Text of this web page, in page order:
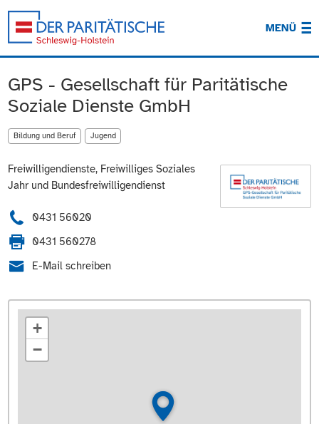
MENÜ
GPS - Gesellschaft für Paritätische
Soziale Dienste GmbH
Bildung und Beruf Jugend
Freiwilligendienste, Freiwilliges Soziales
Jahr und Bundesfreiwilligendienst
0431 56020
0431 560278
E-Mail schreiben
+
−